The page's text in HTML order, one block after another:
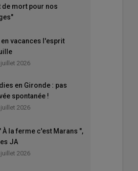
de mort pour nos
vacances l'esprit
2026
en Gironde : pas
spontanée !
2026
À la ferme c'est Marans ",
JA
2026